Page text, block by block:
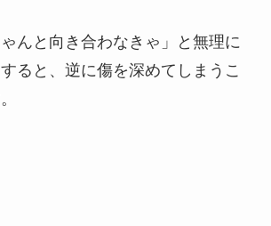
んと向き合わなきゃ」と無理に
ると、逆に傷を深めてしまうこ